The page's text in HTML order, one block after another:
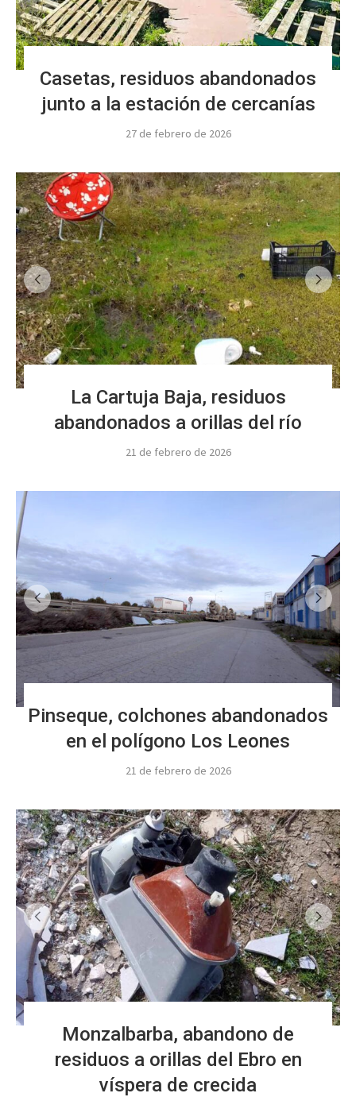
Casetas, residuos abandonados
junto a la estación de cercanías
27 de febrero de 2026
La Cartuja Baja, residuos
abandonados a orillas del río
21 de febrero de 2026
Pinseque, colchones abandonados
en el polígono Los Leones
21 de febrero de 2026
Monzalbarba, abandono de
residuos a orillas del Ebro en
víspera de crecida